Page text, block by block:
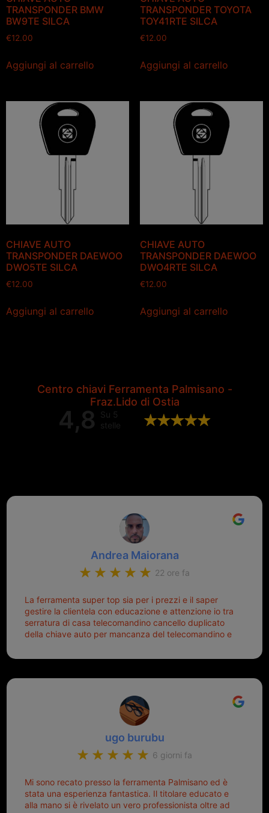
TRANSPONDER BMW
BW9TE SILCA
€12.00
Aggiungi al carrello
TRANSPONDER TOYOTA
TOY41RTE SILCA
€12.00
Aggiungi al carrello
CHIAVE AUTO
TRANSPONDER DAEWOO
DWO5TE SILCA
€12.00
Aggiungi al carrello
CHIAVE AUTO
TRANSPONDER DAEWOO
DWO4RTE SILCA
€12.00
Aggiungi al carrello
Centro chiavi Ferramenta Palmisano -
Fraz.Lido di Ostia
4,8
Su 5
stelle
Andrea Maiorana
22 ore fa
La ferramenta super top sia per i prezzi e il saper
gestire la clientela con educazione e attenzione io tra
serratura di casa telecomandino cancello duplicato
della chiave auto per mancanza del telecomandino e
meglio ferramenta de ostia e poi il prorietario il signor
ugo burubu
6 giorni fa
Mi sono recato presso la ferramenta Palmisano ed è
stata una esperienza fantastica. Il titolare educato e
alla mano si è rivelato un vero professionista oltre ad